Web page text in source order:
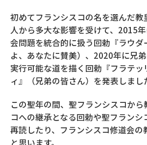
初めてフランシスコの名を選んだ教
人から多大な影響を受けて、2015
会問題を統合的に扱う回勅『ラウダ
よ、あなたに賛美）、2020年に兄
実行可能な道を描く回勅『フラテッ
ィ』（兄弟の皆さん）を発表しまし
この聖年の間、聖フランシスコから
コへの継承となる回勅や聖フランシ
再読したり、フランシスコ修道会の
と思います。